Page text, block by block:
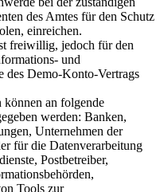
des Amtes für den Schutz
einreichen.
freiwillig, jedoch für den
und
des Demo-Konto-Vertrags
können an folgende
werden: Banken,
Unternehmen der
für die Datenverarbeitung
Postbetreiber,
Tools zur